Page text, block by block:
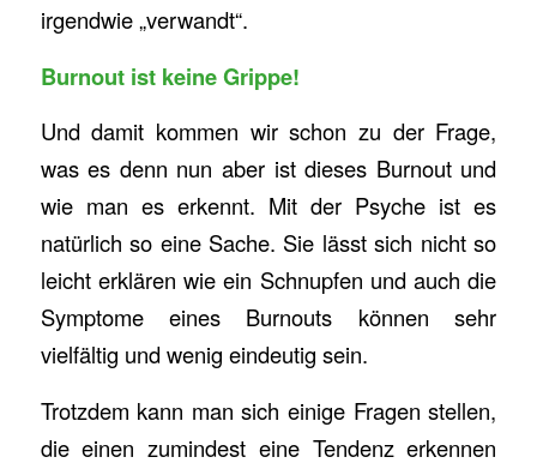
irgendwie „verwandt“.
Burnout ist keine Grippe!
Und damit kommen wir schon zu der Frage,
was es denn nun aber ist dieses Burnout und
wie man es erkennt. Mit der Psyche ist es
natürlich so eine Sache. Sie lässt sich nicht so
leicht erklären wie ein Schnupfen und auch die
Symptome eines Burnouts können sehr
vielfältig und wenig eindeutig sein.
Trotzdem kann man sich einige Fragen stellen,
die einen zumindest eine Tendenz erkennen